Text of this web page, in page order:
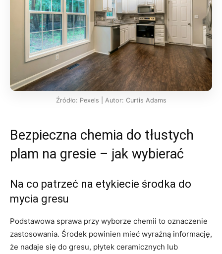
Źródło: Pexels | Autor: Curtis Adams
Bezpieczna chemia do tłustych
plam na gresie – jak wybierać
Na co patrzeć na etykiecie środka do
mycia gresu
Podstawowa sprawa przy wyborze chemii to oznaczenie
zastosowania. Środek powinien mieć wyraźną informację,
że nadaje się do gresu, płytek ceramicznych lub